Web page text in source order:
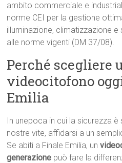
ambito commerciale e
norme CEI per la gestione
illuminazione, climatizzazione
alle norme vigenti (DM 37/08).
Perché scegliere
videocitofono
Emilia
In unepoca in cui la sicurezza
nostre vite, affidarsi a un
Se abiti a Finale Emilia, un
generazione può fare la